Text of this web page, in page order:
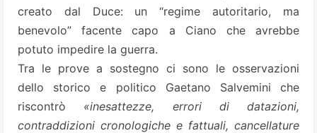
creato dal Duce: un “regime autoritario, ma
benevolo” facente capo a Ciano che avrebbe
potuto impedire la guerra.
Tra le prove a sostegno ci sono le osservazioni
dello storico e politico Gaetano Salvemini che
riscontrò «inesattezze, errori di datazioni,
contraddizioni cronologiche e fattuali, cancellature